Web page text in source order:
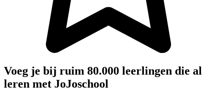
Voeg je bij ruim 80.000 leerlingen die al
leren met JoJoschool